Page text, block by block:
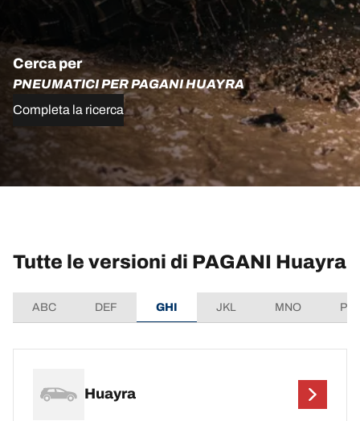
Cerca per
PNEUMATICI PER PAGANI HUAYRA
Completa la ricerca
Tutte le versioni di PAGANI Huayra
ABC DEF GHI JKL MNO
Huayra